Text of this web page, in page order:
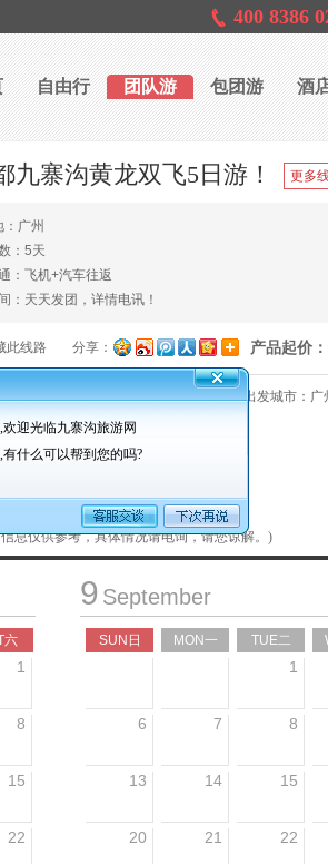
400 8386
自由行 团队游 包团游 酒
寨沟黄龙双飞5日游！
：广州
：5天
：飞机+汽车往返
：天天发团，详情电讯！
此线路 分享： 产品起价：
：000097 报名截止：出发前3天 出发城市：广
息仅供参考，具体情况请电询，请您谅解。)
六
1
8
15
22
9 September
SUN日 MON一 TUE二
1
6 7 8
13 14 15
20 21 22
欢迎光临九寨沟旅游网
有什么可以帮到您的吗?